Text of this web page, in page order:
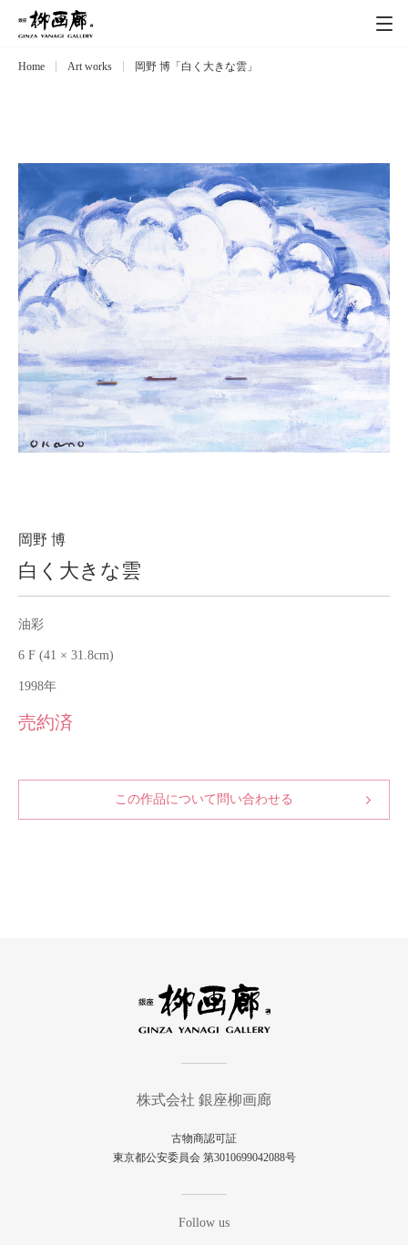
Exhibitions
Artists 作家
Art works 作品一覧
Catalog カタログ
Schedule スケジュール
About 会社案内
Contact
Purchase assessment
Home Art works 岡野 博「白く大きな雲」
岡野 博
白く大きな雲
油彩
6 F (41 × 31.8cm)
1998年
売約済
この作品について問い合わせる
株式会社 銀座柳画廊
古物商認可証
東京都公安委員会 第3010699042088号
Follow us